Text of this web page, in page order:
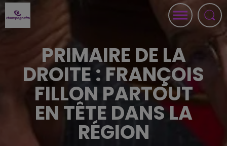
PRIMAIRE DE LA
DROITE : FRANÇOIS
FILLON PARTOUT
EN TÊTE DANS LA
RÉGION